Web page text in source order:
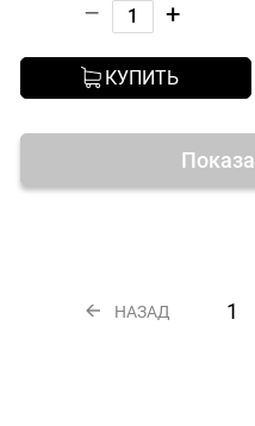
– +
КУПИТЬ
НАЗАД 1